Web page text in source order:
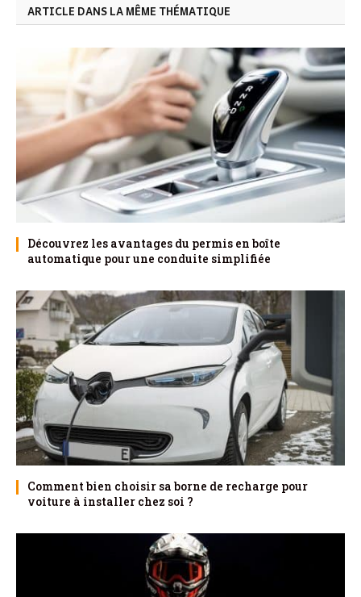
ARTICLE DANS LA MÊME THÉMATIQUE
Découvrez les avantages du permis en boîte
automatique pour une conduite simplifiée
Comment bien choisir sa borne de recharge pour
voiture à installer chez soi ?